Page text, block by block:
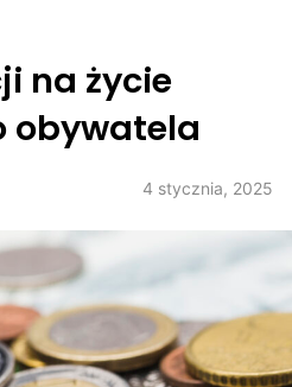
na życie
obywatela
4 stycznia, 2025